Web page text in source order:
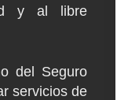
y al libre
del Seguro
servicios de